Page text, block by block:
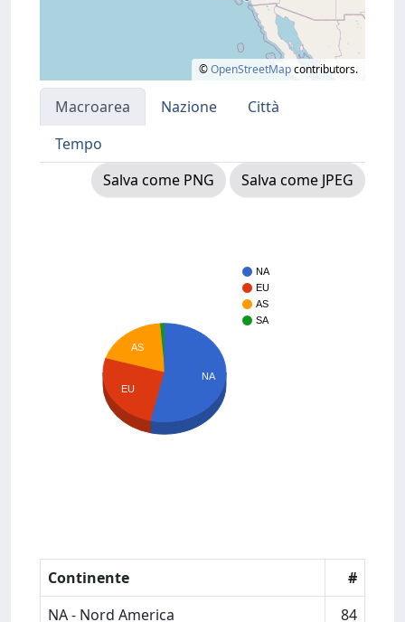
©OpenStreetMapcontributors.
Macroarea Nazione
Città
Tempo
Salva come PNG
Salva come JPEG
NA
EU
AS
SA
AS
EU
NA
Continente
#
NA - Nord America
84